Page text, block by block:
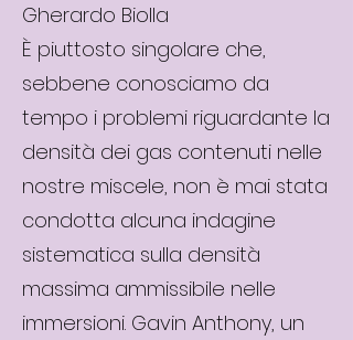
Gherardo Biolla
È piuttosto singolare che,
sebbene conosciamo da
tempo i problemi riguardante la
densità dei gas contenuti nelle
nostre miscele, non è mai stata
condotta alcuna indagine
sistematica sulla densità
massima ammissibile nelle
immersioni. Gavin Anthony, un